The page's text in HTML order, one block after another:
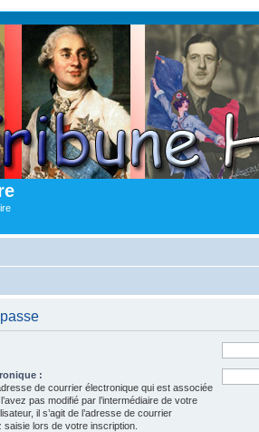
:
de courrier électronique qui est associée
pas modifié par l’intermédiaire de votre
il s’agit de l’adresse de courrier
lors de votre inscription.